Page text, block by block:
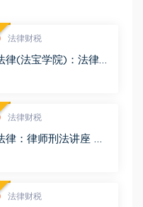
法律财税
律(法宝学院)：法律信
法律财税
律：律师刑法讲座 百
法律财税